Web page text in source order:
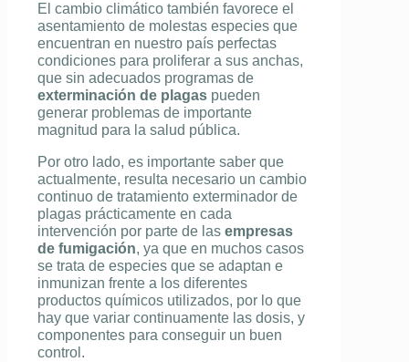
El cambio climático también favorece el
asentamiento de molestas especies que
encuentran en nuestro país perfectas
condiciones para proliferar a sus anchas,
que sin adecuados programas de
exterminación de plagas pueden
generar problemas de importante
magnitud para la salud pública.
Por otro lado, es importante saber que
actualmente, resulta necesario un cambio
continuo de tratamiento exterminador de
plagas prácticamente en cada
intervención por parte de las empresas
de fumigación, ya que en muchos casos
se trata de especies que se adaptan e
inmunizan frente a los diferentes
productos químicos utilizados, por lo que
hay que variar continuamente las dosis, y
componentes para conseguir un buen
control.